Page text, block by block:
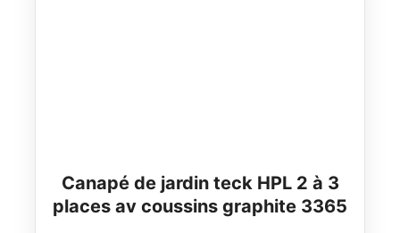
Canapé de jardin teck HPL 2 à 3
places av coussins graphite 3365